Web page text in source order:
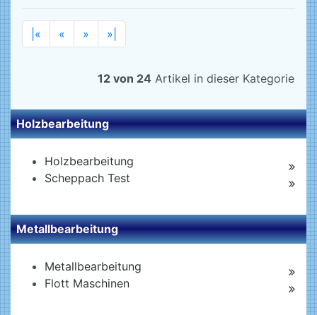
|« « » »|
12 von 24 Artikel in dieser Kategorie
Holzbearbeitung
Holzbearbeitung
Scheppach Test
Metallbearbeitung
Metallbearbeitung
Flott Maschinen